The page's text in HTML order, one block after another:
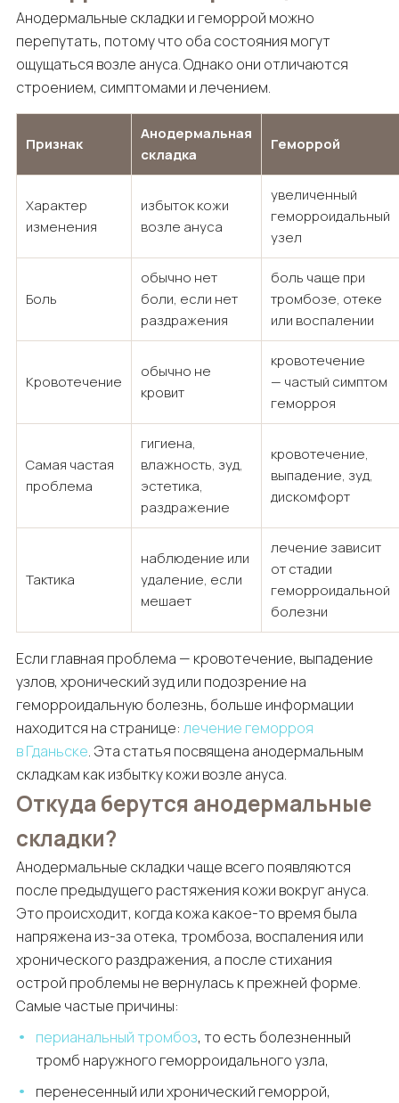
Анодермальные складки и геморрой можно
перепутать, потому что оба состояния могут
ощущаться возле ануса. Однако они отличаются
строением, симптомами и лечением.
Признак
Анодермальная
складка
Геморрой
Характер
изменения
избыток кожи
возле ануса
увеличенный
геморроидальный
узел
Боль
обычно нет
боли, если нет
раздражения
боль чаще при
тромбозе, отеке
или воспалении
Кровотечение
обычно не
кровит
кровотечение
— частый симптом
геморроя
Самая частая
проблема
гигиена,
влажность, зуд,
эстетика,
раздражение
кровотечение,
выпадение, зуд,
дискомфорт
Тактика
наблюдение или
удаление, если
мешает
лечение зависит
от стадии
геморроидальной
болезни
Если главная проблема — кровотечение, выпадение
узлов, хронический зуд или подозрение на
геморроидальную болезнь, больше информации
находится на странице: лечение геморроя
в Гданьске. Эта статья посвящена анодермальным
складкам как избытку кожи возле ануса.
Откуда берутся анодермальные
складки?
Анодермальные складки чаще всего появляются
после предыдущего растяжения кожи вокруг ануса.
Это происходит, когда кожа какое-то время была
напряжена из-за отека, тромбоза, воспаления или
хронического раздражения, а после стихания
острой проблемы не вернулась к прежней форме.
Самые частые причины:
перианальный тромбоз, то есть болезненный
тромб наружного геморроидального узла,
перенесенный или хронический геморрой,